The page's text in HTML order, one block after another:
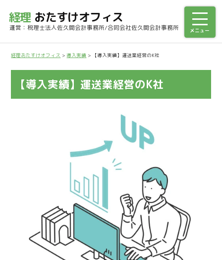
経理 おたすけオフィス
運営：税理士法人佐久間会計事務所/合同会社佐久間会計事務所
経理おたすけオフィス >導入実績 > 【導入実績】運送業経営のK社
【導入実績】運送業経営のK社